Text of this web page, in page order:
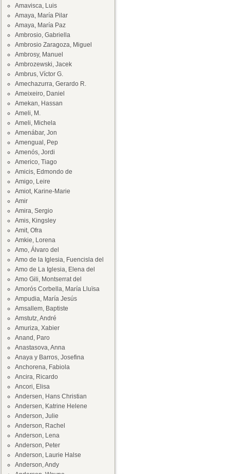
Amavisca, Luis
Amaya, María Pilar
Amaya, María Paz
Ambrosio, Gabriella
Ambrosio Zaragoza, Miguel
Ambrosy, Manuel
Ambrozewski, Jacek
Ambrus, Víctor G.
Amechazurra, Gerardo R.
Ameixeiro, Daniel
Amekan, Hassan
Ameli, M.
Ameli, Michela
Amenábar, Jon
Amengual, Pep
Amenós, Jordi
Americo, Tiago
Amicis, Edmondo de
Amigo, Leire
Amiot, Karine-Marie
Amir
Amira, Sergio
Amis, Kingsley
Amit, Ofra
Amkie, Lorena
Amo, Álvaro del
Amo de la Iglesia, Fuencisla del
Amo de La Iglesia, Elena del
Amo Gili, Montserrat del
Amorós Corbella, María Lluïsa
Ampudia, María Jesús
Amsallem, Baptiste
Amstutz, André
Amuriza, Xabier
Anand, Paro
Anastasova, Anna
Anaya y Barros, Josefina
Anchorena, Fabiola
Ancira, Ricardo
Ancori, Elisa
Andersen, Hans Christian
Andersen, Katrine Helene
Anderson, Julie
Anderson, Rachel
Anderson, Lena
Anderson, Peter
Anderson, Laurie Halse
Anderson, Andy